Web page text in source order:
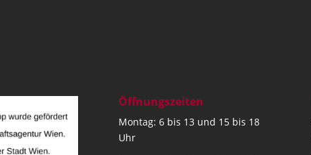
Öffnungszeiten
Montag: 6 bis 13 und 15 bis 18
Uhr